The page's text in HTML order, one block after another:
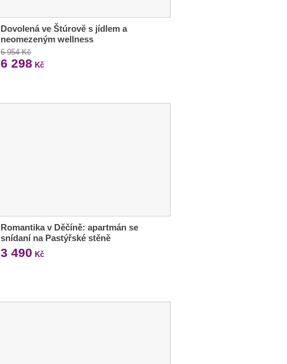
Dovolená ve Štúrově s jídlem a
neomezeným wellness
6 954 Kč
6 298 Kč
Romantika v Děčíně: apartmán se
snídaní na Pastýřské stěně
3 490 Kč